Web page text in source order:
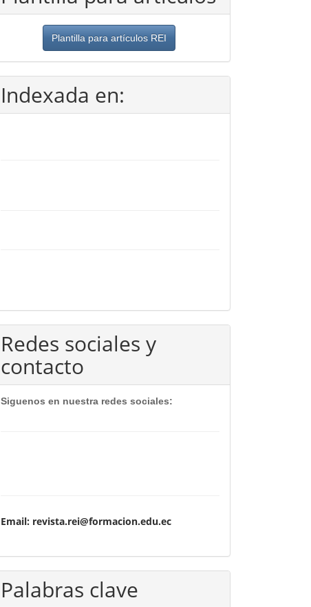
Plantilla para artículos REI
Indexada en:
Redes sociales y
contacto
Siguenos en nuestra redes sociales:
Email: revista.rei@formacion.edu.ec
Palabras clave